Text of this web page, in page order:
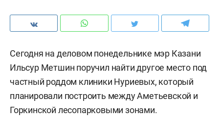
Сегодня на деловом понедельнике мэр Казани
Ильсур Метшин поручил найти другое место под
частный роддом клиники Нуриевых, который
планировали построить между Аметьевской и
Горкинской лесопарковыми зонами.